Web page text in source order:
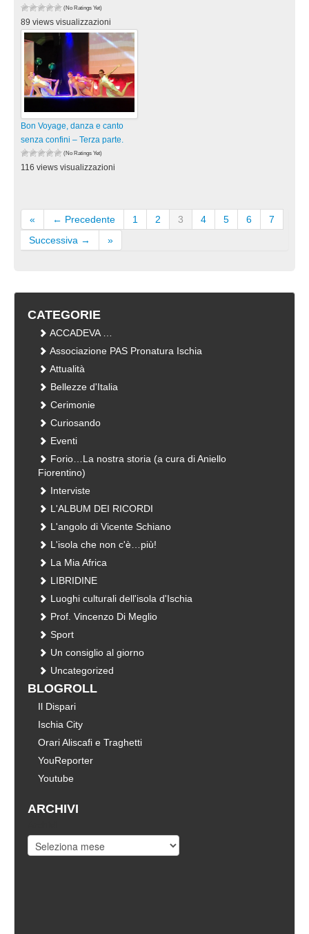
(No Ratings Yet)
89 views visualizzazioni
Bon Voyage, danza e canto
senza confini – Terza parte.
(No Ratings Yet)
116 views visualizzazioni
« ← Precedente 1 2 3 4 5 6
7
Successiva →
»
CATEGORIE
ACCADEVA …
Associazione PAS Pronatura Ischia
Attualità
Bellezze d'Italia
Cerimonie
Curiosando
Eventi
Forio…La nostra storia (a cura di Aniello
Fiorentino)
Interviste
L'ALBUM DEI RICORDI
L'angolo di Vicente Schiano
L'isola che non c'è…più!
La Mia Africa
LIBRIDINE
Luoghi culturali dell'isola d'Ischia
Prof. Vincenzo Di Meglio
Sport
Un consiglio al giorno
Uncategorized
BLOGROLL
Il Dispari
Ischia City
Orari Aliscafi e Traghetti
YouReporter
Youtube
ARCHIVI